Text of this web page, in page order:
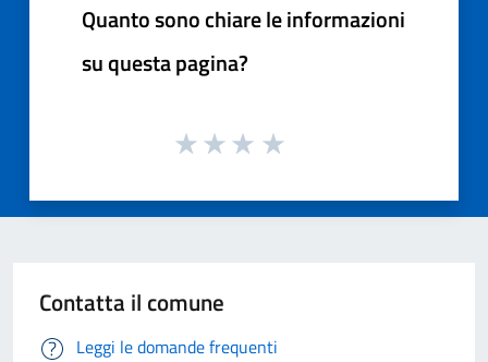
Quanto sono chiare le informazioni
su questa pagina?
Contatta il comune
Leggi le domande frequenti